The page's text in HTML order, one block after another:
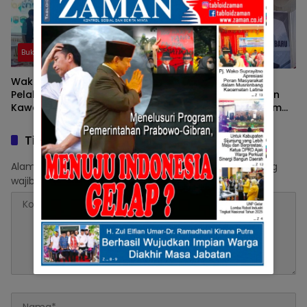
Bukittingi
Wako Ramlan Pukul Gong
Pelaksanaan MGR Promosi
Kawasan Geopark
Bukittingi
Wako Ramlan Pemko
Dukung Pengembangan
Dan Peningkatan Saham
BPRS Jam Gadang
Tinggalkan Balasan
Alamat email Anda tidak akan dipublikasikan. Ruas yang
wajib ditandai*